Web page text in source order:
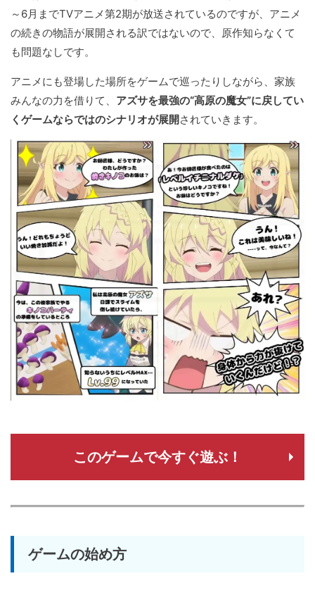
～6月までTVアニメ第2期が放送されているのですが、アニメ
の続きの物語が展開される訳ではないので、原作知らなくて
も問題なしです。
アニメにも登場した場所をゲームで巡ったりしながら、家族
みんなの力を借りて、 アズサを最強の“高原の魔女”に戻してい
くゲームならではのシナリオが展開されていきます。
このゲームで今すぐ遊ぶ！
ゲームの始め方